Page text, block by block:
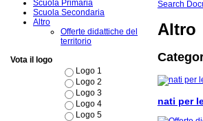
Scuola Primaria
Scuola Secondaria
Altro
Offerte didattiche del
territorio
Vota il logo
Logo 1
Logo 2
Logo 3
Logo 4
Logo 5
Search
Altro
nati per